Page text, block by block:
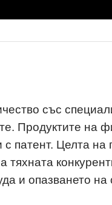
със
Продуктите на
патент. Целта
и опазването на